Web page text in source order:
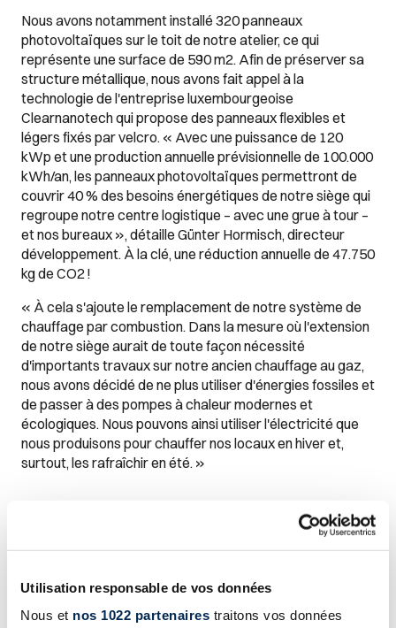
Utilisation responsable de vos données
Nous et nos 1022 partenaires traitons vos données
Nous avons notamment installé 320 panneaux
photovoltaïques sur le toit de notre atelier, ce qui
représente une surface de 590 m2. Afin de préserver sa
structure métallique, nous avons fait appel à la
technologie de l'entreprise luxembourgeoise
Clearnanotech qui propose des panneaux flexibles et
légers fixés par velcro. « Avec une puissance de 120
kWp et une production annuelle prévisionnelle de 100.000
kWh/an, les panneaux photovoltaïques permettront de
couvrir 40 % des besoins énergétiques de notre siège qui
regroupe notre centre logistique – avec une grue à tour –
et nos bureaux », détaille Günter Hormisch, directeur
développement. À la clé, une réduction annuelle de 47.750
kg de CO2 !
« À cela s'ajoute le remplacement de notre système de
chauffage par combustion. Dans la mesure où l'extension
de notre siège aurait de toute façon nécessité
d'importants travaux sur notre ancien chauffage au gaz,
nous avons décidé de ne plus utiliser d'énergies fossiles et
de passer à des pompes à chaleur modernes et
écologiques. Nous pouvons ainsi utiliser l'électricité que
nous produisons pour chauffer nos locaux en hiver et,
surtout, les rafraîchir en été. »
Un cadre de travail repensé
Suite à notre fusion avec Pianon en juillet dernier, notre
administratifs. Pour accompagner cette croissance et